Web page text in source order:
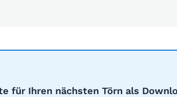
für Ihren nächsten Törn als